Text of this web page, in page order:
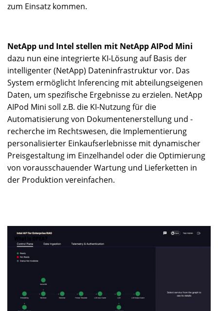
zum Einsatz kommen.
NetApp und Intel stellen mit NetApp AIPod Mini
dazu nun eine integrierte KI-Lösung auf Basis der
intelligenter (NetApp) Dateninfrastruktur vor. Das
System ermöglicht Inferencing mit abteilungseigenen
Daten, um spezifische Ergebnisse zu erzielen. NetApp
AIPod Mini soll z.B. die KI-Nutzung für die
Automatisierung von Dokumentenerstellung und -
recherche im Rechtswesen, die Implementierung
personalisierter Einkaufserlebnisse mit dynamischer
Preisgestaltung im Einzelhandel oder die Optimierung
von vorausschauender Wartung und Lieferketten in
der Produktion vereinfachen.